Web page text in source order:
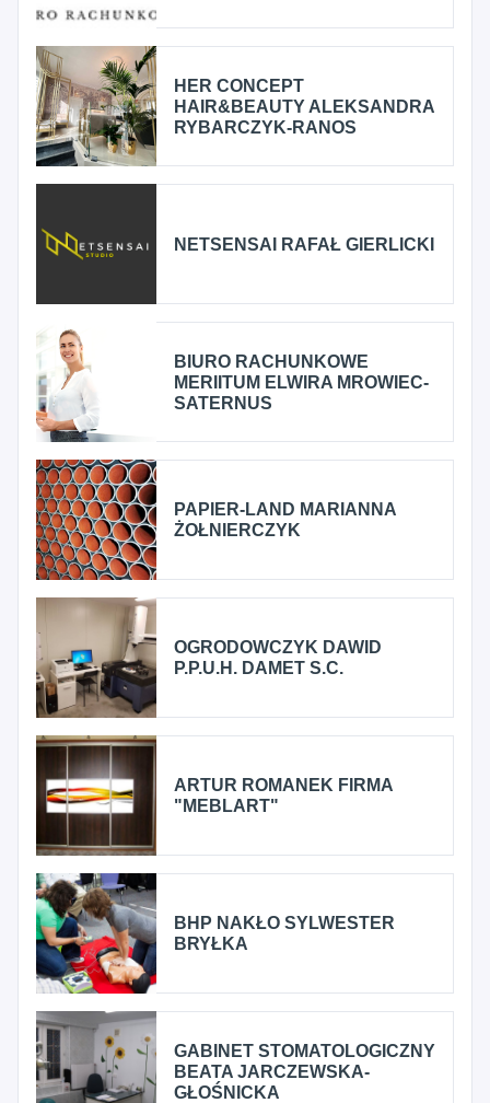
HER CONCEPT
HAIR&BEAUTY ALEKSANDRA
RYBARCZYK-RANOS
NETSENSAI RAFAŁ GIERLICKI
BIURO RACHUNKOWE
MERIITUM ELWIRA MROWIEC-
SATERNUS
PAPIER-LAND MARIANNA
ŻOŁNIERCZYK
OGRODOWCZYK DAWID
P.P.U.H. DAMET S.C.
ARTUR ROMANEK FIRMA
"MEBLART"
BHP NAKŁO SYLWESTER
BRYŁKA
GABINET STOMATOLOGICZNY
BEATA JARCZEWSKA-
GŁOŚNICKA